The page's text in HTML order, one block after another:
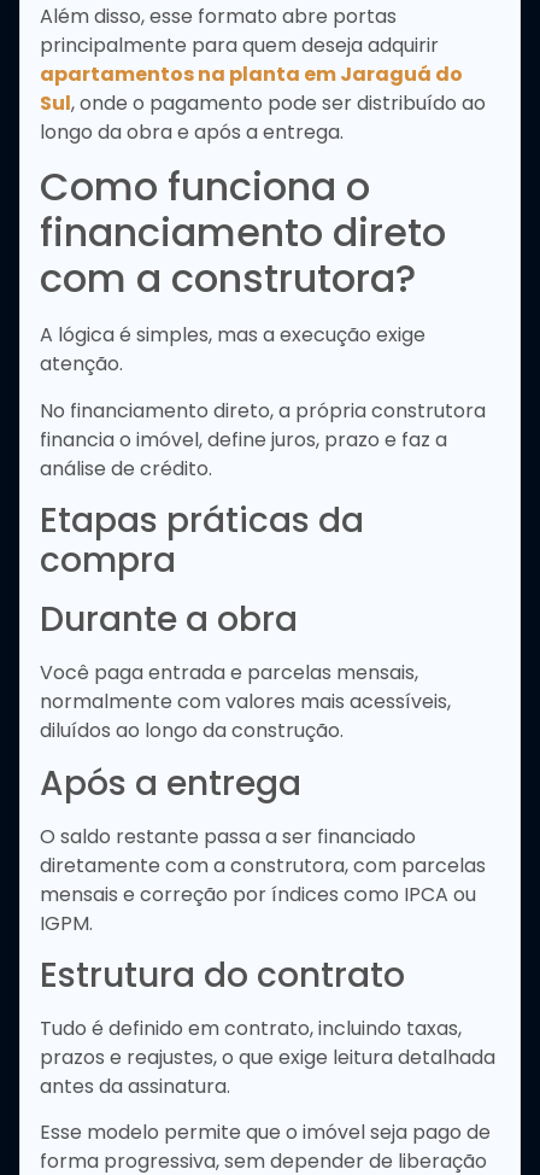
Além disso, esse formato abre portas
principalmente para quem deseja adquirir
apartamentos na planta em Jaraguá do
Sul, onde o pagamento pode ser distribuído ao
longo da obra e após a entrega.
Como funciona o
financiamento direto
com a construtora?
A lógica é simples, mas a execução exige
atenção.
No financiamento direto, a própria construtora
financia o imóvel, define juros, prazo e faz a
análise de crédito.
Etapas práticas da
compra
Durante a obra
Você paga entrada e parcelas mensais,
normalmente com valores mais acessíveis,
diluídos ao longo da construção.
Após a entrega
O saldo restante passa a ser financiado
diretamente com a construtora, com parcelas
mensais e correção por índices como IPCA ou
IGPM.
Estrutura do contrato
Tudo é definido em contrato, incluindo taxas,
prazos e reajustes, o que exige leitura detalhada
antes da assinatura.
Esse modelo permite que o imóvel seja pago de
forma progressiva, sem depender de liberação